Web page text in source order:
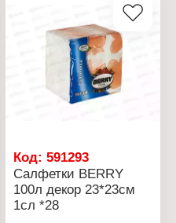
Количество в упаковке:
100 шт
Код:591293
Салфетки BERRY
100л декор 23*23см
1сл *28